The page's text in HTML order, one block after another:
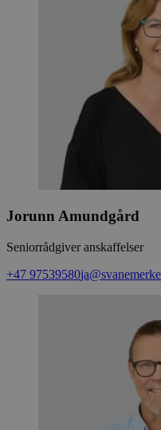
Jorunn Amundgård
Seniorrådgiver anskaffelser
+47 97539580